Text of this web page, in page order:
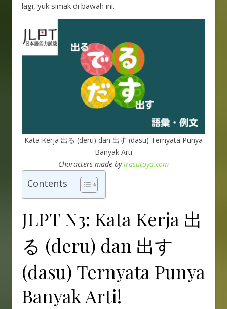
lagi, yuk simak di bawah ini.
Kata Kerja 出る (deru) dan 出す (dasu) Ternyata Punya
Banyak Arti
Characters made byirasutoya.com
Contents
JLPT N3: Kata Kerja 出
る (deru) dan 出す
(dasu) Ternyata Punya
Banyak Arti!